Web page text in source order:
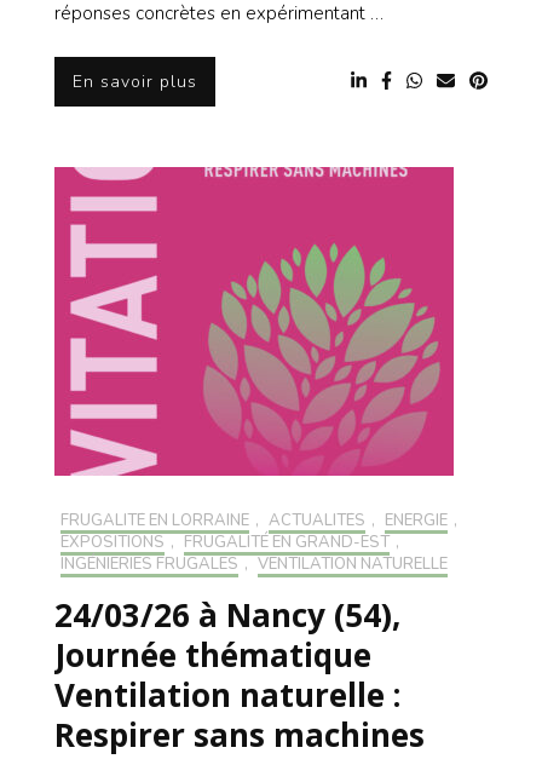
réponses concrètes en expérimentant …
En savoir plus
FRUGALITÉ EN LORRAINE , ACTUALITÉS , ENERGIE ,
EXPOSITIONS , FRUGALITÉ EN GRAND-EST ,
INGÉNIERIES FRUGALES , VENTILATION NATURELLE
24/03/26 à Nancy (54),
Journée thématique
Ventilation naturelle :
Respirer sans machines